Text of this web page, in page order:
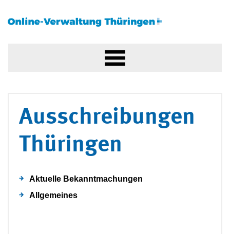
Ausschreibungen
Thüringen
Aktuelle Bekanntmachungen
Allgemeines